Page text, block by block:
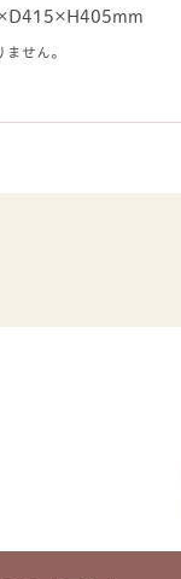
×D415×H405mm
ません。